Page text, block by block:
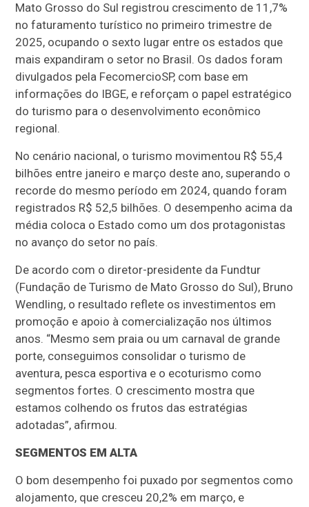
Mato Grosso do Sul registrou crescimento de 11,7%
no faturamento turístico no primeiro trimestre de
2025, ocupando o sexto lugar entre os estados que
mais expandiram o setor no Brasil. Os dados foram
divulgados pela FecomercioSP, com base em
informações do IBGE, e reforçam o papel estratégico
do turismo para o desenvolvimento econômico
regional.
No cenário nacional, o turismo movimentou R$ 55,4
bilhões entre janeiro e março deste ano, superando o
recorde do mesmo período em 2024, quando foram
registrados R$ 52,5 bilhões. O desempenho acima da
média coloca o Estado como um dos protagonistas
no avanço do setor no país.
De acordo com o diretor-presidente da Fundtur
(Fundação de Turismo de Mato Grosso do Sul), Bruno
Wendling, o resultado reflete os investimentos em
promoção e apoio à comercialização nos últimos
anos. “Mesmo sem praia ou um carnaval de grande
porte, conseguimos consolidar o turismo de
aventura, pesca esportiva e o ecoturismo como
segmentos fortes. O crescimento mostra que
estamos colhendo os frutos das estratégias
adotadas”, afirmou.
SEGMENTOS EM ALTA
O bom desempenho foi puxado por segmentos como
alojamento, que cresceu 20,2% em março, e